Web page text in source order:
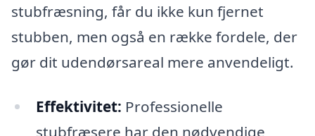
stubfræsning, får du ikke kun fjernet
stubben, men også en række fordele, der
gør dit udendørsareal mere anvendeligt.
Effektivitet: Professionelle
stubfræsere har den nødvendige